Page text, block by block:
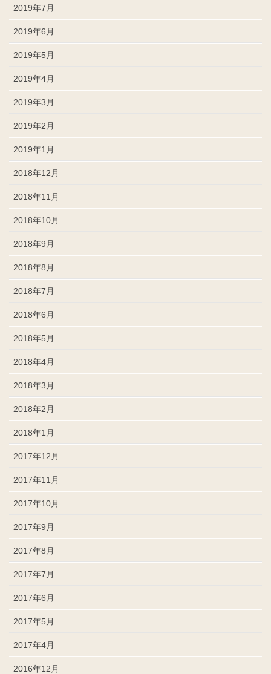
2019年7月
2019年6月
2019年5月
2019年4月
2019年3月
2019年2月
2019年1月
2018年12月
2018年11月
2018年10月
2018年9月
2018年8月
2018年7月
2018年6月
2018年5月
2018年4月
2018年3月
2018年2月
2018年1月
2017年12月
2017年11月
2017年10月
2017年9月
2017年8月
2017年7月
2017年6月
2017年5月
2017年4月
2016年12月